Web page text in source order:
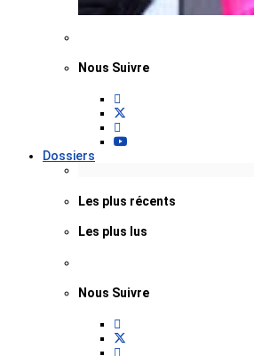
Nous Suivre
Dossiers
Les plus récents
Les plus lus
Nous Suivre